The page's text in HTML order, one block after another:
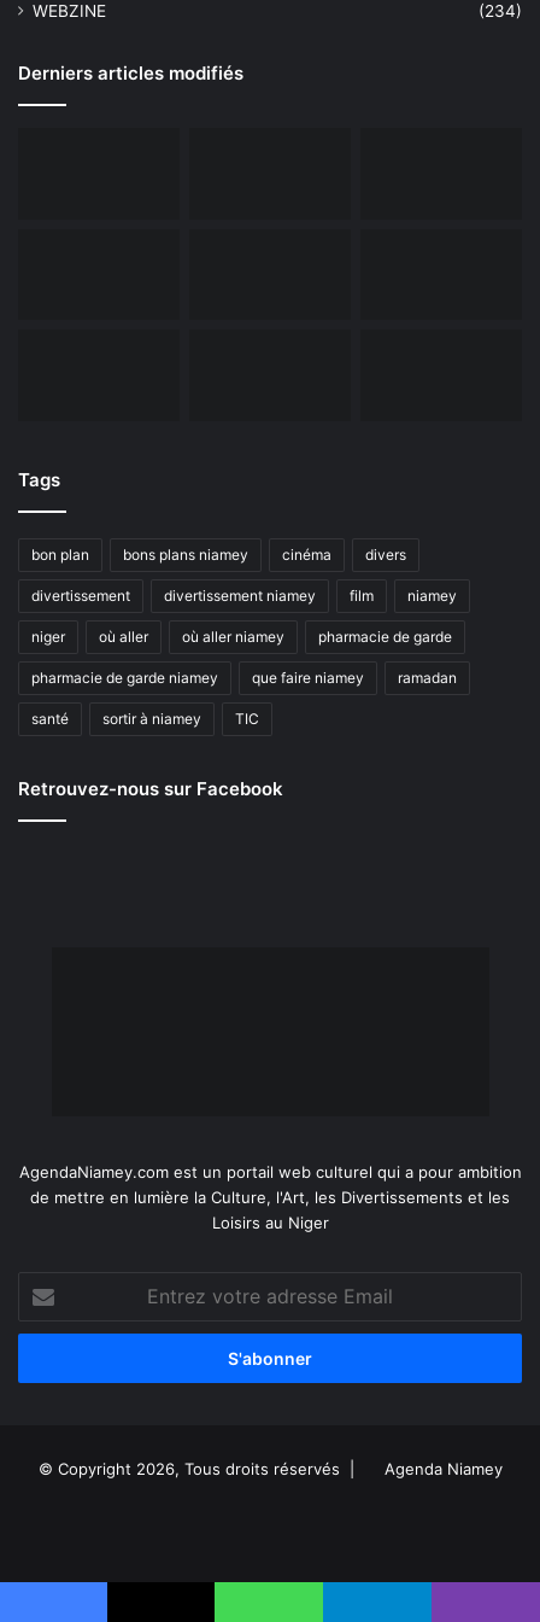
WEBZINE
(234)
Derniers articles modifiés
Tags
bon plan bons plans niamey cinéma divers
divertissement divertissement niamey film niamey
niger où aller où aller niamey pharmacie de garde
pharmacie de garde niamey que faire niamey ramadan
santé sortir à niamey TIC
Retrouvez-nous sur Facebook
AgendaNiamey.com est un portail web culturel qui a pour ambition
de mettre en lumière la Culture, l'Art, les Divertissements et les
Loisirs au Niger
votre
adresse
© Copyright 2026, Tous droits réservés | Agenda Niamey